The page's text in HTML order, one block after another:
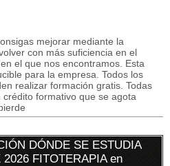
mejorar mediante la
con más suficiencia en el
el que nos encontramos. Esta
para la empresa. Todos los
realizar formación gratis. Todas
formativo que se agota
DÓNDE SE ESTUDIA
FITOTERAPIA en